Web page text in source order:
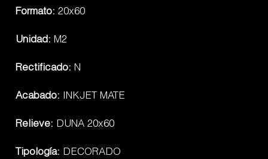
Formato: 20x60
Unidad: M2
Rectificado: N
Acabado: INKJET MATE
Relieve: DUNA 20x60
Tipología: DECORADO